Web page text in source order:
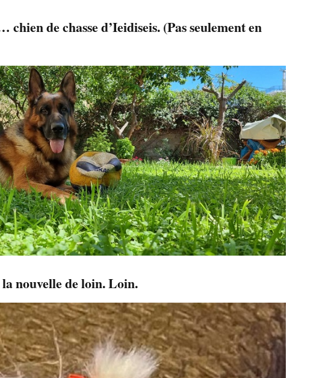
de chasse d’Ieidiseis. (Pas seulement en
nouvelle de loin. Loin.